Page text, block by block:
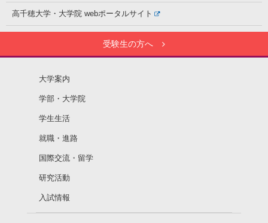
高千穂大学・大学院 webポータルサイト
受験生の方へ
大学案内
学部・大学院
学生生活
就職・進路
国際交流・留学
研究活動
入試情報